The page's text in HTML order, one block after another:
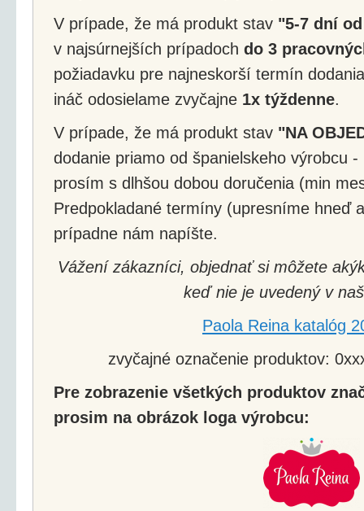
V prípade, že má produkt stav "5-7 dní
v najsúrnejších prípadoch do 3
požiadavku pre najneskorší termín
ináč odosielame zvyčajne 1x týždenne.
V prípade, že má produkt stav "NA
dodanie priamo od španielskeho výrobcu
prosím s dlhšou dobou doručenia (min
Predpokladané termíny (upresníme hneď
prípadne nám napíšte.
Vážení zákazníci, objednať si môžete
keď nie je uvedený v
Paola Reina katalóg
zvyčajné označenie produktov:
Pre zobrazenie všetkých produktov
prosim na obrázok loga výrobcu: